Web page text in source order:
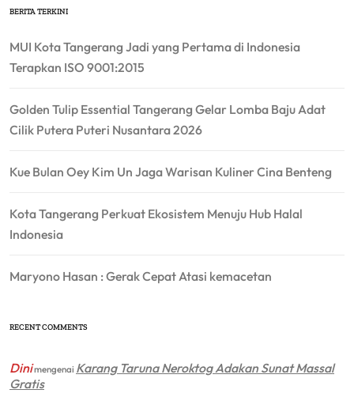
BERITA TERKINI
MUI Kota Tangerang Jadi yang Pertama di Indonesia
Terapkan ISO 9001:2015
Golden Tulip Essential Tangerang Gelar Lomba Baju Adat
Cilik Putera Puteri Nusantara 2026
Kue Bulan Oey Kim Un Jaga Warisan Kuliner Cina Benteng
Kota Tangerang Perkuat Ekosistem Menuju Hub Halal
Indonesia
Maryono Hasan : Gerak Cepat Atasi kemacetan
RECENT COMMENTS
Dinimengenai Karang Taruna Neroktog Adakan Sunat Massal
Gratis